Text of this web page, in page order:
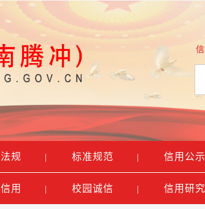
规 | 标准规范 | 信用公示
用 | 校园诚信 | 信用研究